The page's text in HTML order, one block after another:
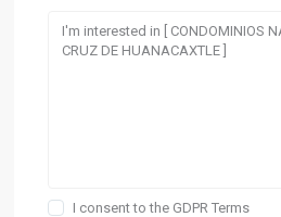
I consent to the GDPR Terms